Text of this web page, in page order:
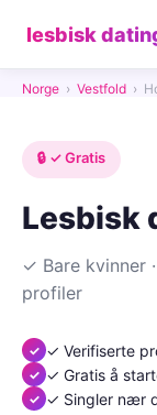
lesbisk
Norge › Vestfold ›
🔒 ✓ Gratis
Lesbisk
✓ Bare kvinner
profiler
✓ Verifiserte
✓ Gratis å
✓ Singler nær